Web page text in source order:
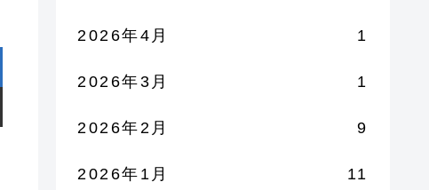
2026年4月 1
2026年3月 1
2026年2月 9
2026年1月 11